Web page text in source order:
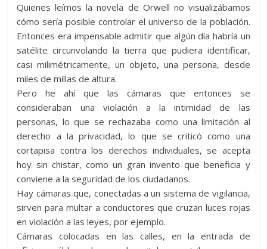
Quienes leímos la novela de Orwell no visualizábamos
cómo sería posible controlar el universo de la población.
Entonces era impensable admitir que algún día habría un
satélite circunvolando la tierra que pudiera identificar,
casi milimétricamente, un objeto, una persona, desde
miles de millas de altura.
Pero he ahí que las cámaras que entonces se
consideraban una violación a la intimidad de las
personas, lo que se rechazaba como una limitación al
derecho a la privacidad, lo que se criticó como una
cortapisa contra los derechos individuales, se acepta
hoy sin chistar, como un gran invento que beneficia y
conviene a la seguridad de los ciudadanos.
Hay cámaras que, conectadas a un sistema de vigilancia,
sirven para multar a conductores que cruzan luces rojas
en violación a las leyes, por ejemplo.
Cámaras colocadas en las calles, en la entrada de